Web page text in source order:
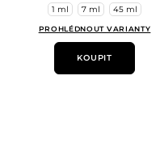
1 ml 7 ml 45 ml
PROHLÉDNOUT VARIANTY
KOUPIT